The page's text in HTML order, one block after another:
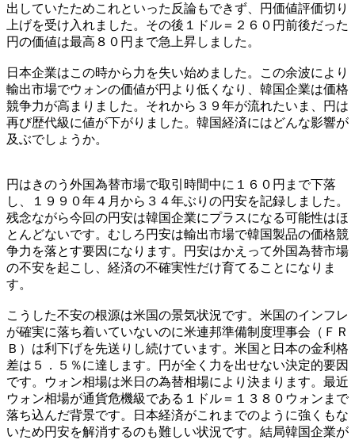
出していたためこれといった反論もできず、円価値評価切り
上げを受け入れました。その後１ドル＝２６０円前後だった
円の価値は最高８０円まで急上昇しました。
日本企業はこの時から力を失い始めました。この余波により
輸出市場でウォンの価値が円より低くなり、韓国企業は価格
競争力が高まりました。それから３９年が流れたいま、円は
再び歴代級に値が下がりました。韓国経済にはどんな影響が
及ぶでしょうか。
円はきのう外国為替市場で取引時間中に１６０円まで下落
し、１９９０年４月から３４年ぶりの円安を記録しました。
残念ながら今回の円安は韓国企業にプラスになる可能性はほ
とんどないです。むしろ円安は輸出市場で韓国製品の価格競
争力を落とす要因になります。円安はかえって外国為替市場
の不安を起こし、経済の不確実性だけ育てることになりま
す。
こうした不安の根源は米国の景気状況です。米国のインフレ
が確実に落ち着いていないのに米連邦準備制度理事会（ＦＲ
Ｂ）は利下げを先送りし続けています。米国と日本の金利格
差は５．５％に達します。円が全く力を出せない決定的要因
です。ウォン相場は米日の為替相場により決まります。最近
ウォン相場が通貨危機級である１ドル＝１３８０ウォンまで
落ち込んだ背景です。日本経済がこれまでのように強くもな
いため円安を解消するのも難しい状況です。結局韓国企業が